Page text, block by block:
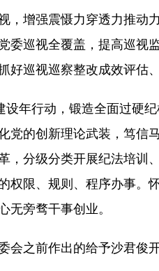
增强震慑力穿透力推动
委巡视全覆盖，提高巡视
好巡视巡察整改成效评估
年行动，锻造全面过硬纪
党的创新理论武装，笃信
，分级分类开展纪法培训
权限、规则、程序办事。
旁骛干事创业。
之前作出的给予沙君俊开